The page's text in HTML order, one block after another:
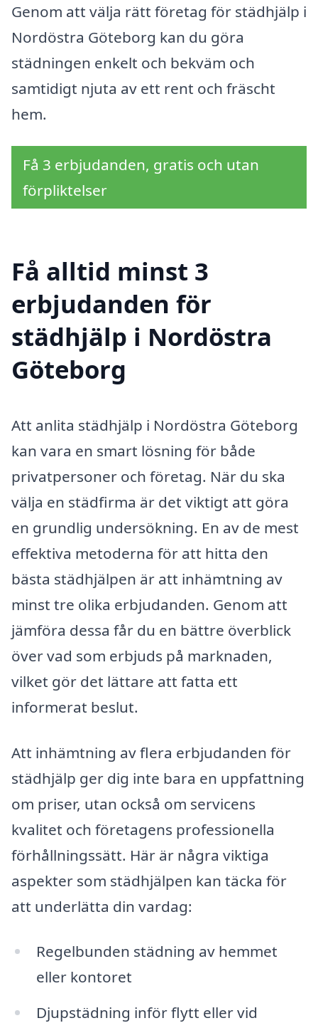
Genom att välja rätt företag för städhjälp i
Nordöstra Göteborg kan du göra
städningen enkelt och bekväm och
samtidigt njuta av ett rent och fräscht
hem.
Få 3 erbjudanden, gratis och utan
förpliktelser
Få alltid minst 3
erbjudanden för
städhjälp i Nordöstra
Göteborg
Att anlita städhjälp i Nordöstra Göteborg
kan vara en smart lösning för både
privatpersoner och företag. När du ska
välja en städfirma är det viktigt att göra
en grundlig undersökning. En av de mest
effektiva metoderna för att hitta den
bästa städhjälpen är att inhämtning av
minst tre olika erbjudanden. Genom att
jämföra dessa får du en bättre överblick
över vad som erbjuds på marknaden,
vilket gör det lättare att fatta ett
informerat beslut.
Att inhämtning av flera erbjudanden för
städhjälp ger dig inte bara en uppfattning
om priser, utan också om servicens
kvalitet och företagens professionella
förhållningssätt. Här är några viktiga
aspekter som städhjälpen kan täcka för
att underlätta din vardag:
Regelbunden städning av hemmet
eller kontoret
Djupstädning inför flytt eller vid